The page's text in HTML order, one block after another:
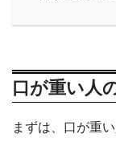
口が重い人
まずは、口が重